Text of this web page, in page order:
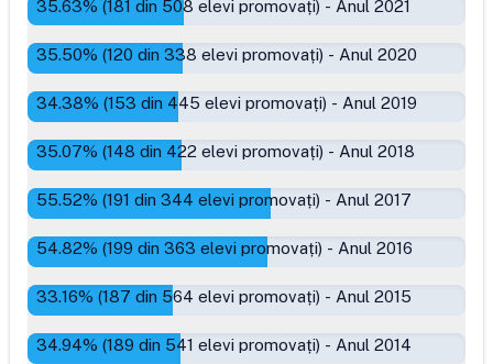
35.63% (181 din 508 elevi promovați) - Anul 2021
35.50% (120 din 338 elevi promovați) - Anul 2020
34.38% (153 din 445 elevi promovați) - Anul 2019
35.07% (148 din 422 elevi promovați) - Anul 2018
55.52% (191 din 344 elevi promovați) - Anul 2017
54.82% (199 din 363 elevi promovați) - Anul 2016
33.16% (187 din 564 elevi promovați) - Anul 2015
34.94% (189 din 541 elevi promovați) - Anul 2014